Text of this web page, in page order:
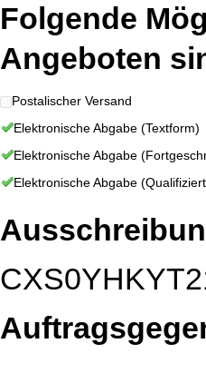
Folgende
Angeboten
Postalischer Versand
Elektronische Abgabe (Textform)
Elektronische Abgabe
Elektronische Abgabe